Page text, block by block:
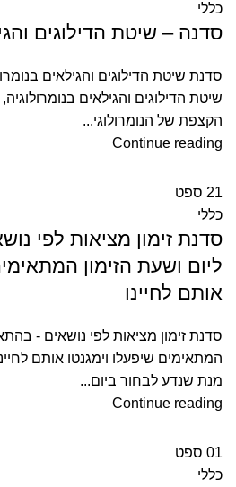
כללי
סדנה – שיטת הדילוגים
סדנת שיטת הדילוגים והגילאים
שיטת הדילוגים והגילאים
הקצפת של הנומרולוגי...
Continue reading
21 ספט
כללי
סדנת זימון מציאות לפי
ליום ושעת הזימון
אותם לחיינו
סדנת זימון מציאות לפי נושאים -
המתאימים שיפעלו וימגנטו אותם
מנת שנדע לבחור ביום...
Continue reading
01 ספט
כללי